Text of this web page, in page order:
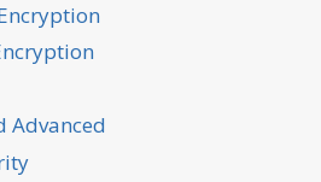
Advanced